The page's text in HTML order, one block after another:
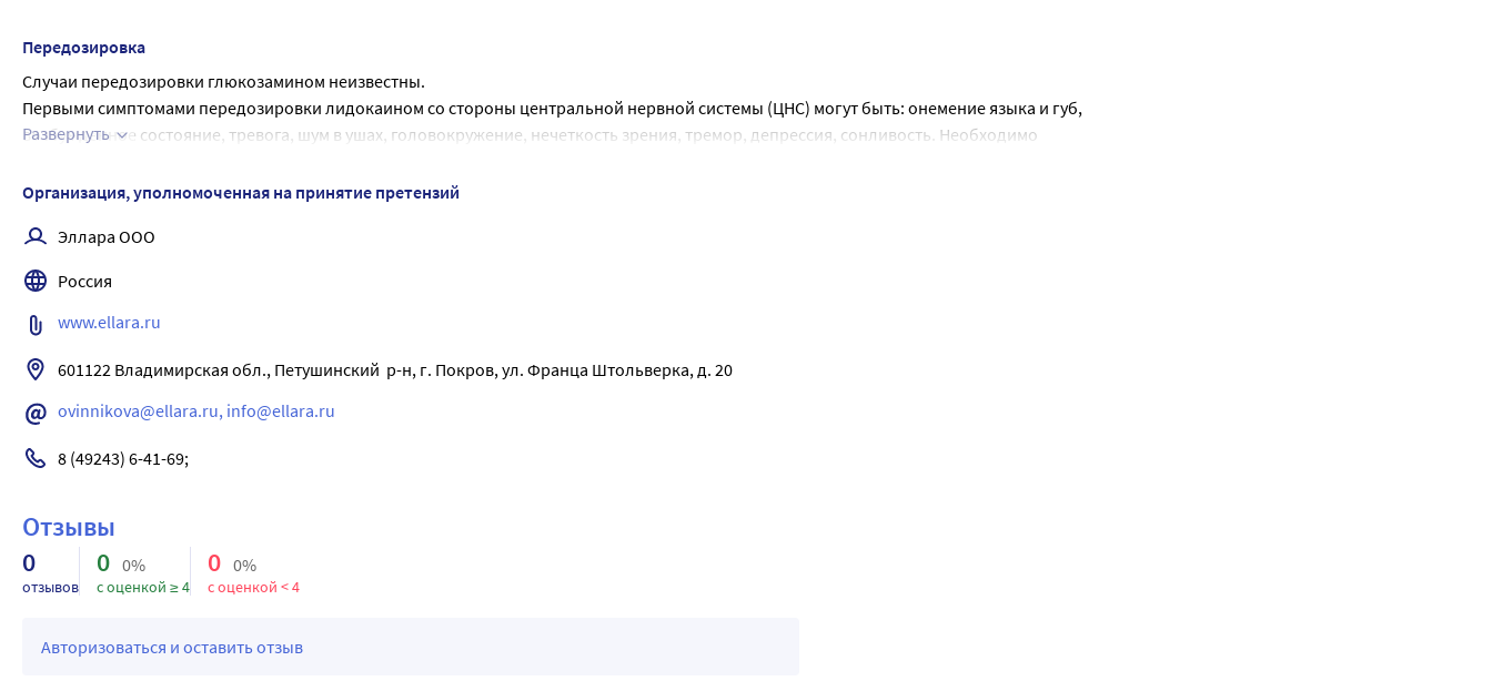
Передозировка
Случаи передозировки глюкозамином неизвестны.
Первыми симптомами передозировки лидокаином со стороны центральной нервной системы (ЦНС) могут быть: онемение языка и губ,
возбужденное состояние, тревога, шум в ушах, головокружение, нечеткость зрения, тремор, депрессия, сонливость. Необходимо
передозировку препаратом, поэтому пациенту следует немедленно обеспечить доступ кислорода. Все осложнения требуют
Развернуть
Организация, уполномоченная на принятие претензий
Эллара ООО
Россия
www.ellara.ru
601122 Владимирская обл., Петушинский  р-н, г. Покров, ул. Франца Штольверка, д. 20
ovinnikova@ellara.ru, info@ellara.ru
8 (49243) 6-41-69;
Отзывы
0
отзывов
0 0%
с оценкой ≥ 4
0 0%
с оценкой < 4
Авторизоваться и оставить отзыв